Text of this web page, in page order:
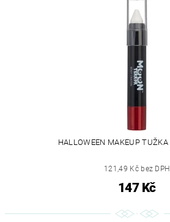
HALLOWEEN MAKEUP TUŽKA
121,49 Kč bez DPH
147 Kč